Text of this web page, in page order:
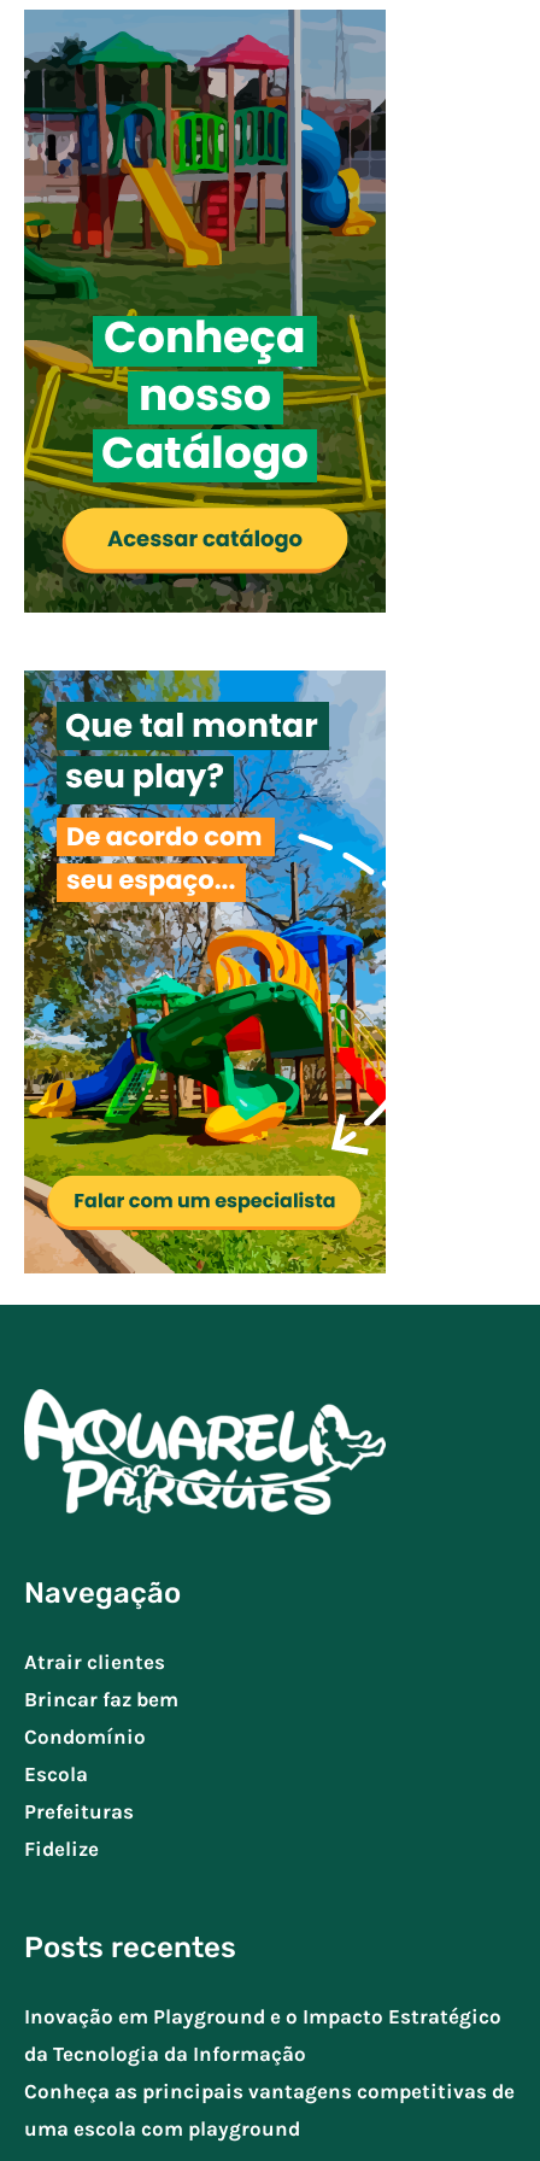
Navegação
Atrair clientes
Brincar faz bem
Condomínio
Escola
Prefeituras
Fidelize
Posts recentes
Inovação em Playground e o Impacto Estratégico
da Tecnologia da Informação
Conheça as principais vantagens competitivas de
uma escola com playground